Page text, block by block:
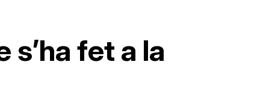
fet a la